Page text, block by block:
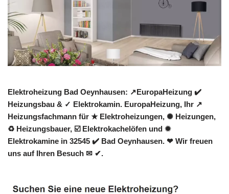
Elektroheizung Bad Oeynhausen: ↗️EuropaHeizung ✔️
Heizungsbau & ✓ Elektrokamin. EuropaHeizung, Ihr ↗️
Heizungsfachmann für ★ Elektroheizungen, ✺ Heizungen,
♻ Heizungsbauer, ☑️ Elektrokachelöfen und ✹
Elektrokamine in 32545 ✔️ Bad Oeynhausen. ❤ Wir freuen
uns auf Ihren Besuch ✉ ✔.